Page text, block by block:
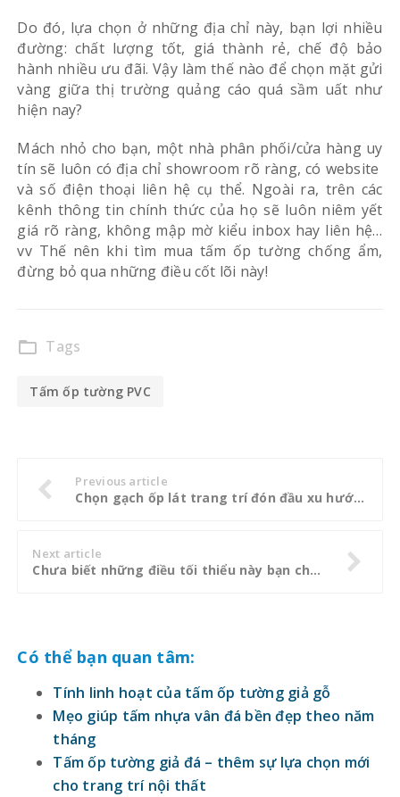
Do đó, lựa chọn ở những địa chỉ này, bạn lợi nhiều
đường: chất lượng tốt, giá thành rẻ, chế độ bảo
hành nhiều ưu đãi. Vậy làm thế nào để chọn mặt gửi
vàng giữa thị trường quảng cáo quá sầm uất như
hiện nay?
Mách nhỏ cho bạn, một nhà phân phối/cửa hàng uy
tín sẽ luôn có địa chỉ showroom rõ ràng, có website
và số điện thoại liên hệ cụ thể. Ngoài ra, trên các
kênh thông tin chính thức của họ sẽ luôn niêm yết
giá rõ ràng, không mập mờ kiểu inbox hay liên hệ…
vv Thế nên khi tìm mua tấm ốp tường chống ẩm,
đừng bỏ qua những điều cốt lõi này!
folder_open Tags
Tấm ốp tường PVC
Previous article
Chọn gạch ốp lát trang trí đón đầu xu hướng 2019
Next article
Chưa biết những điều tối thiểu này bạn chưa biết cách làm sạch nền gạch bông
Có thể bạn quan tâm:
Tính linh hoạt của tấm ốp tường giả gỗ
Mẹo giúp tấm nhựa vân đá bền đẹp theo năm
tháng
Tấm ốp tường giả đá – thêm sự lựa chọn mới
cho trang trí nội thất